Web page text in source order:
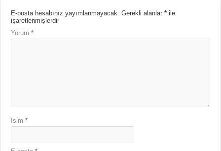
E-posta hesabınız yayımlanmayacak. Gerekli alanlar* ile
işaretlenmişlerdir
Yorum*
İsim*